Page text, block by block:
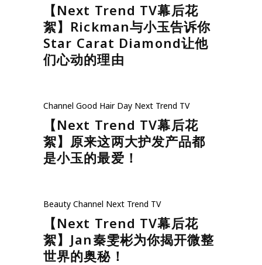
【Next Trend TV幕后花
絮】Rickman与小玉告诉你
Star Carat Diamond让他
们心动的理由
Channel Good Hair Day Next Trend TV
【Next Trend TV幕后花
絮】原来这两大护发产品都
是小玉的最爱！
Beauty Channel Next Trend TV
【Next Trend TV幕后花
絮】Jan秦雯彬为你揭开微整
世界的奥秘！